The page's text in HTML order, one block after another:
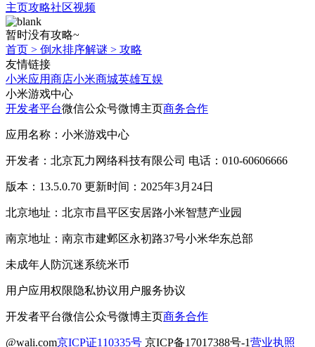
主页攻略社区视频
暂时没有攻略~
首页 > 倒水排序解谜 > 攻略
友情链接
小米应用商店小米商城英雄互娱
小米游戏中心
开发者平台微信公众号微博主页商务合作
应用名称：小米游戏中心
开发者：北京瓦力网络科技有限公司 电话：010-60606666
版本：13.5.0.70 更新时间：2025年3月24日
北京地址：北京市昌平区安居路小米智慧产业园
南京地址：南京市建邺区永初路37号小米华东总部
未成年人防沉迷系统米币
用户应用权限隐私协议用户服务协议
开发者平台微信公众号微博主页商务合作
@wali.com京ICP证110335号 京ICP备17017388号-1营业执照